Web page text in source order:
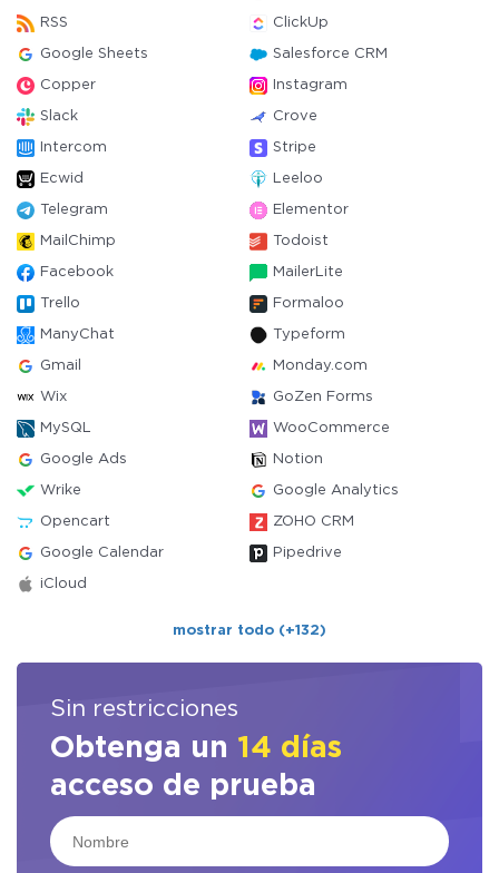
RSS ClickUp
Google Sheets Salesforce CRM
Copper Instagram
Slack Crove
Intercom Stripe
Ecwid Leeloo
Telegram Elementor
MailChimp Todoist
Facebook MailerLite
Trello Formaloo
ManyChat Typeform
Gmail Monday.com
Wix GoZen Forms
MySQL WooCommerce
Google Ads Notion
Wrike Google Analytics
Opencart ZOHO CRM
Google Calendar Pipedrive
iCloud
mostrar todo (+132)
Sin restricciones
Obtenga un 14 días
acceso de prueba